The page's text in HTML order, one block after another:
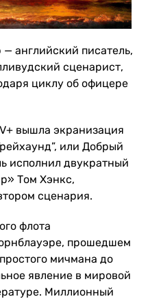
английский писатель,
сценарист,
циклу об офицере
вышла экранизация
или Добрый
исполнил двукратный
Том Хэнкс,
сценария.
флота
прошедшем
мичмана до
явление в мировой
Миллионный